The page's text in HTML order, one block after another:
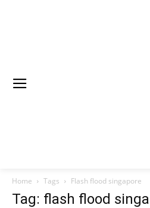
Home Tags Flash flood singapore
Tag: flash flood